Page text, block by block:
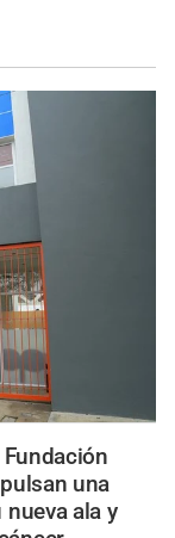
Fundación
una
ala y